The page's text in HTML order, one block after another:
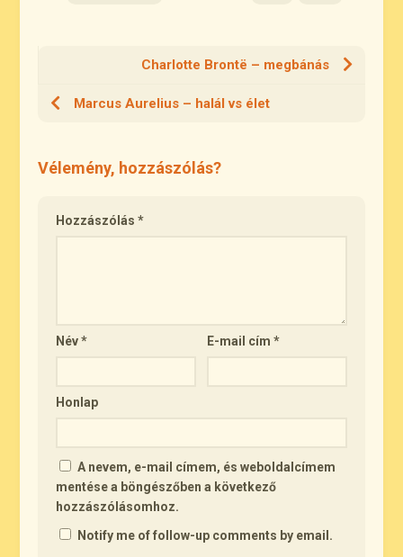
Charlotte Brontë – megbánás
Marcus Aurelius – halál vs élet
Vélemény, hozzászólás?
Hozzászólás*
Név* E-mail cím*
Honlap
A nevem, e-mail címem, és weboldalcímem
mentése a böngészőben a következő
hozzászólásomhoz.
Notify me of follow-up comments by email.